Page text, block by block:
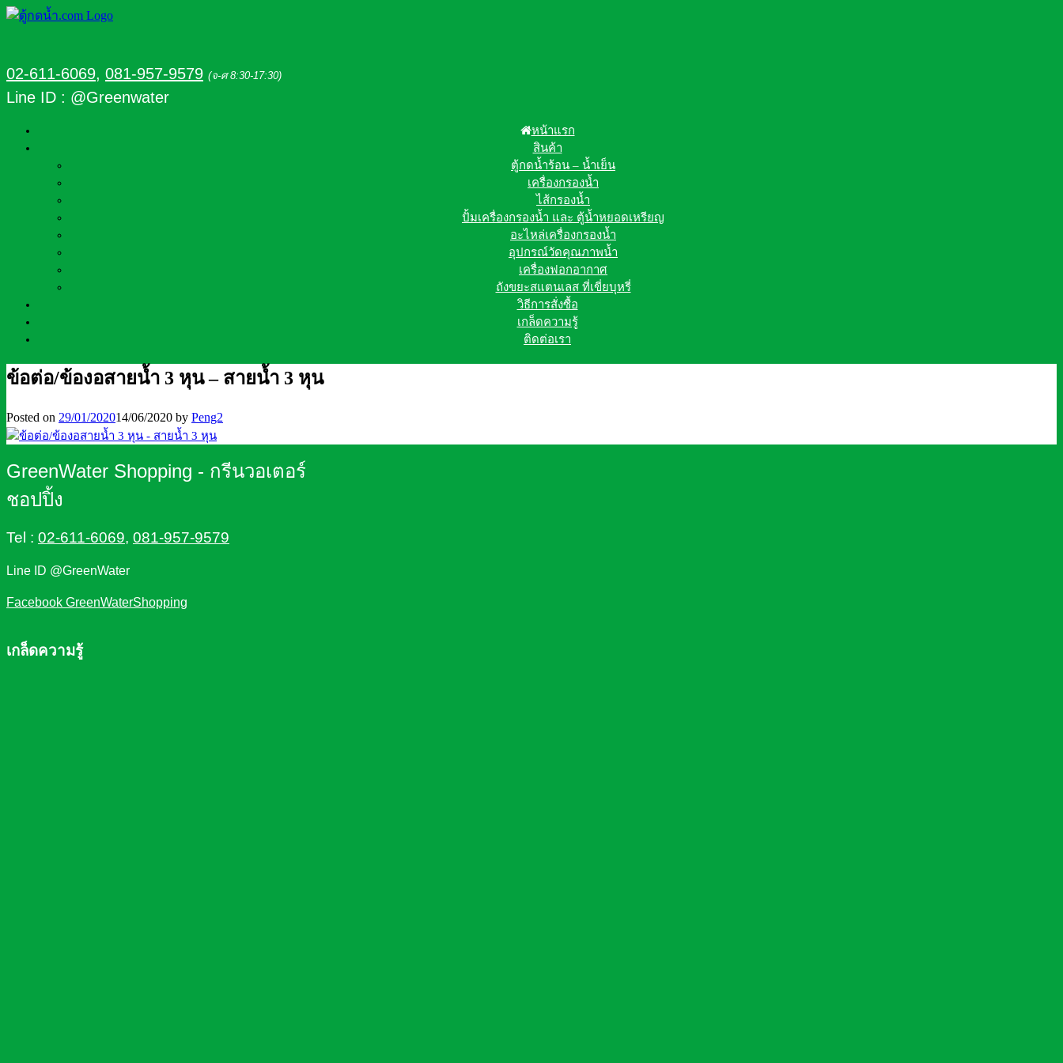
02-611-6069, 081-957-9579 (จ-ศ 8:30-17:30)
Line ID : @Greenwater
หน้าแรก
สินค้า
ตู้กดน้ำร้อน – น้ำเย็น
เครื่องกรองน้ำ
ไส้กรองน้ำ
ปั้มเครื่องกรองน้ำ และ ตู้น้ำหยอดเหรียญ
อะไหล่เครื่องกรองน้ำ
อุปกรณ์วัดคุณภาพน้ำ
เครื่องฟอกอากาศ
ถังขยะสแตนเลส ที่เขี่ยบุหรี่
วิธีการสั่งซื้อ
เกล็ดความรู้
ติดต่อเรา
ข้อต่อ/ข้องอสายน้ำ 3 หุน – สายน้ำ 3 หุน
Posted on 29/01/202014/06/2020 by Peng2
GreenWater Shopping - กรีนวอเตอร์
ชอปปิ้ง
Tel : 02-611-6069, 081-957-9579
Line ID @GreenWater
Facebook GreenWaterShopping
เกล็ดความรู้